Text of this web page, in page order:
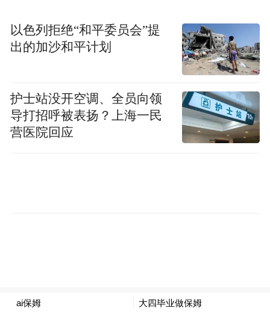
UC伯克利等高校发布的《Work AI Index
2026》报告，一个白领每周都需要花将近一
再加上botsitting不是什么难活，稍有点AI使
用经验就能上手。因此，刚好适合那群刚刚
以色列拒绝“和平委员会”提
出的加沙和平计划
护士站没开空调、全员向领
导打招呼被表扬？上海一民
营医院回应